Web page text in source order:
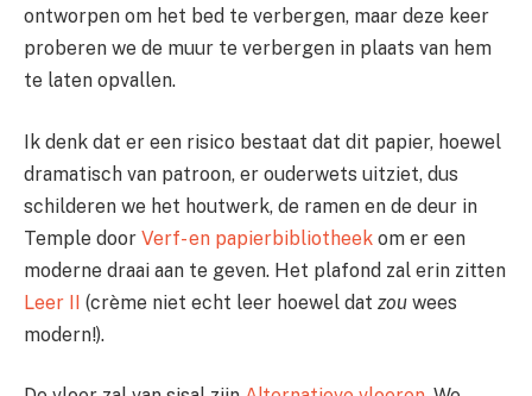
ontworpen om het bed te verbergen, maar deze keer
proberen we de muur te verbergen in plaats van hem
te laten opvallen.
Ik denk dat er een risico bestaat dat dit papier, hoewel
dramatisch van patroon, er ouderwets uitziet, dus
schilderen we het houtwerk, de ramen en de deur in
Temple door Verf- en papierbibliotheek om er een
moderne draai aan te geven. Het plafond zal erin zitten
Leer II (crème niet echt leer hoewel dat zou wees
modern!).